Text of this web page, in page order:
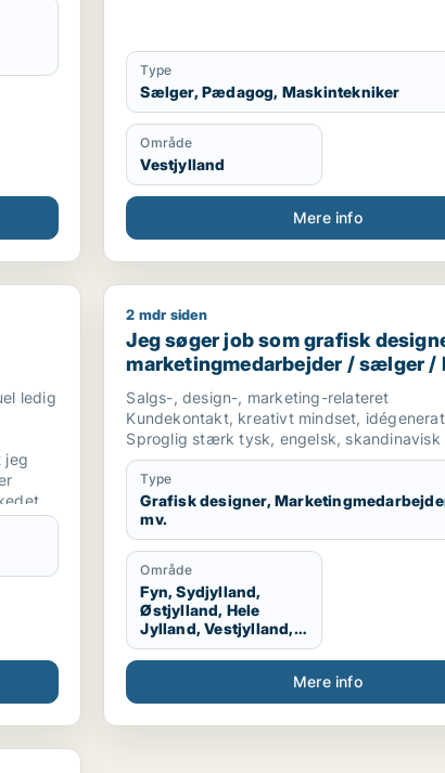
Type
Sælger, Pædagog, Maskintekniker
Område
Vestjylland
Mere info
/ sælger / salgschef
ledig
jeg
det lidt
finde
det
Jeg søger job som grafisk designer
2 mdr siden
Jeg søger job som grafisk
marketingmedarbejder / sælger /
medarbejder / produktspecialist
Salgs-, design-, marketing-relateret
Kundekontakt, kreativt mindset,
Sproglig stærk tysk, engelsk, skandinavisk
Type
Grafisk designer,
mv.
Område
Fyn, Sydjylland,
Østjylland, Hele
Jylland, Vestjylland,
Midtjylland
Mere info